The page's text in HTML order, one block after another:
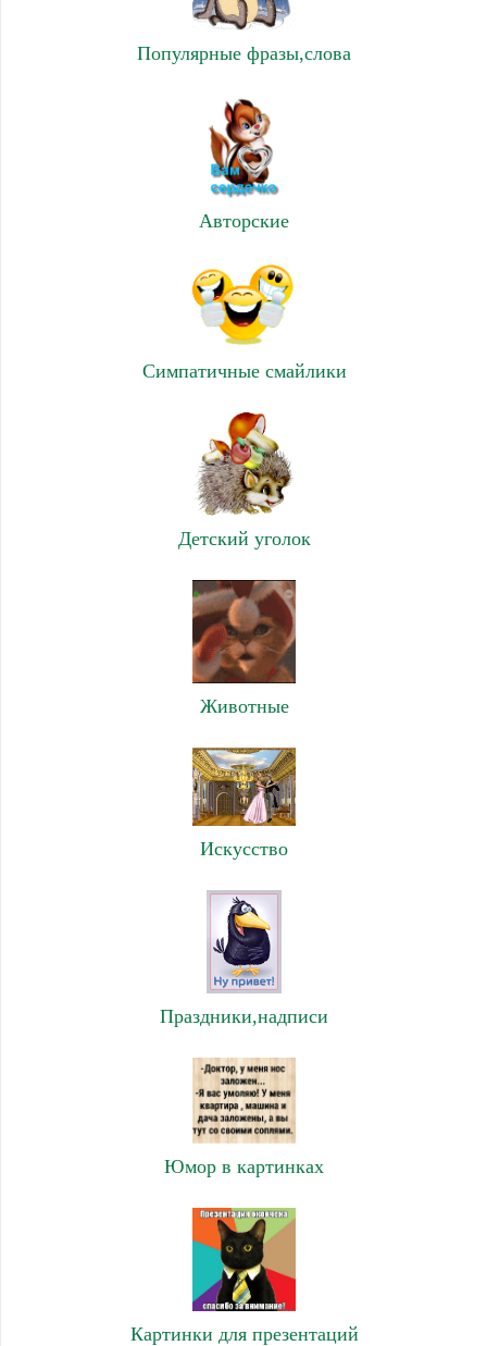
Популярные фразы,слова
Авторские
Симпатичные смайлики
Детский уголок
Животные
Искусство
Праздники,надписи
Юмор в картинках
Картинки для презентаций